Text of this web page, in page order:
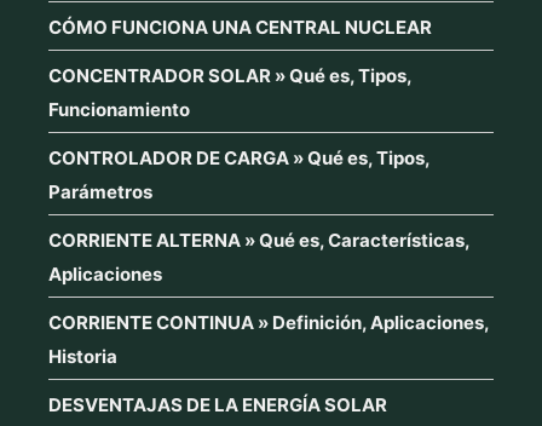
CÓMO FUNCIONA UNA CENTRAL NUCLEAR
CONCENTRADOR SOLAR » Qué es, Tipos,
Funcionamiento
CONTROLADOR DE CARGA » Qué es, Tipos,
Parámetros
CORRIENTE ALTERNA » Qué es, Características,
Aplicaciones
CORRIENTE CONTINUA » Definición, Aplicaciones,
Historia
DESVENTAJAS DE LA ENERGÍA SOLAR